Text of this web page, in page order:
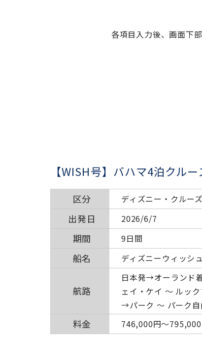
各項目入力後、画面下
【WISH号】バハマ4泊クル
区分 ディズニー・クルー
出発日 2026/6/7
期間 9日間
船名 ディズニーウィッシュ
航路
日本発→オーランド
ェイ・ケイ ～ ルッ
→パーク ～ パーク自
料金 746,000円〜